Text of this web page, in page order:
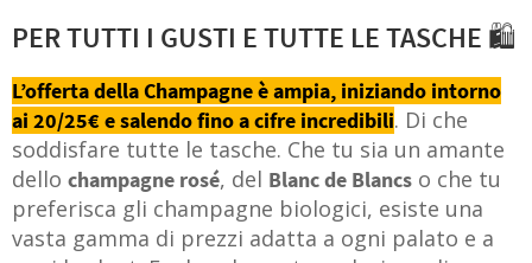
PER TUTTI I GUSTI E TUTTE LE TASCHE 🛍️
L’offerta della Champagne è ampia, iniziando intorno
ai 20/25€ e salendo fino a cifre incredibili. Di che
soddisfare tutte le tasche. Che tu sia un amante
dello champagne rosé, del Blanc de Blancs o che tu
preferisca gli champagne biologici, esiste una
vasta gamma di prezzi adatta a ogni palato e a